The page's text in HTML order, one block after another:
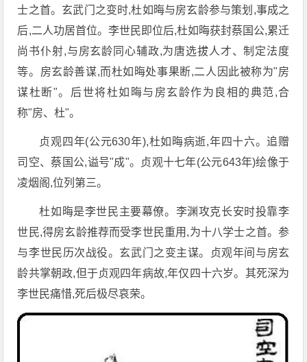
士之首。玄武门之变时,杜如晦与房玄龄参与策划,事成之
后,二人功居首位。李世民即位后,杜如晦获封蔡国公,累迁
尚书仆射,与房玄龄同心辅政,为唐选拔人才、制定法度
等。房玄龄善谋,而杜如晦处事果断,二人因此被称为"房
谋杜断"。后世将杜如晦与房玄龄作为良相的典范,合
称"房、杜"。
贞观四年(公元630年),杜如晦病逝,年四十六。追赠
司空、蔡国公,谥号"成"。贞观十七年(公元643年)绘像于
凌烟阁,位列第三。
杜如晦是李世民主要幕僚。李渊攻克长安时投靠李
世民,得房玄龄推荐而受李世民重用,为十八学士之首。参
与李世民历次战役。玄武门之变主谋。贞观年间与房玄
龄共掌朝政,但于贞观四年病故,年仅四十六岁。其死深为
李世民痛惜,死后极尽哀荣。